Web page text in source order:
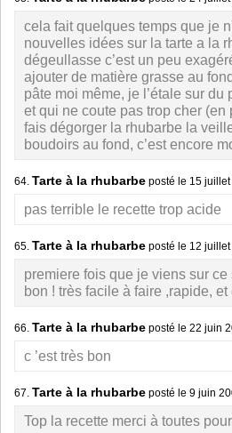
cela fait quelques temps que je
nouvelles idées sur la tarte a la
dégeullasse c’est un peu
ajouter de matière grasse au
pâte moi même, je l’étale sur
et qui ne coute pas trop cher
fais dégorger la rhubarbe la
boudoirs au fond, c’est encore
64. Tarte à la rhubarbe posté le 15
pas terrible le recette trop acide
65. Tarte à la rhubarbe posté le 12
premiere fois que je viens sur
bon ! très facile à faire ,rapide,
66. Tarte à la rhubarbe posté le 22 juin
c ’est très bon
67. Tarte à la rhubarbe posté le 9 juin
Top la recette merci à toutes